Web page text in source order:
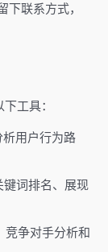
联系方式，
工具：
析用户行为路
键词排名、展现
竞争对手分析和